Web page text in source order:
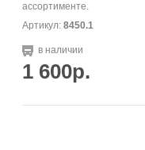
ассортименте.
Артикул: 8450.1
в наличии
1 600р.